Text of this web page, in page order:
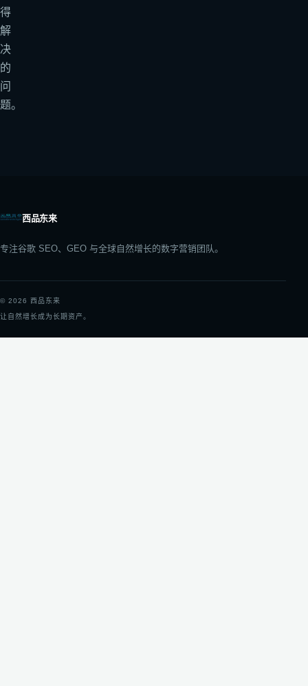
得
解
决
的
问
题。
西品东来
专注谷歌 SEO、GEO 与全球自然增长的数字营销团队。
© 2026 西品东来
让自然增长成为长期资产。